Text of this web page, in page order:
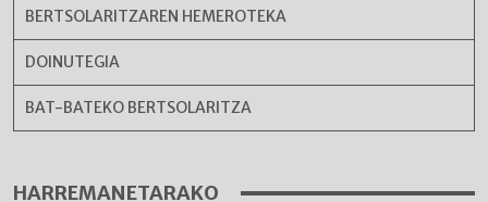
BERTSOLARITZAREN HEMEROTEKA
DOINUTEGIA
BAT-BATEKO BERTSOLARITZA
HARREMANETARAKO